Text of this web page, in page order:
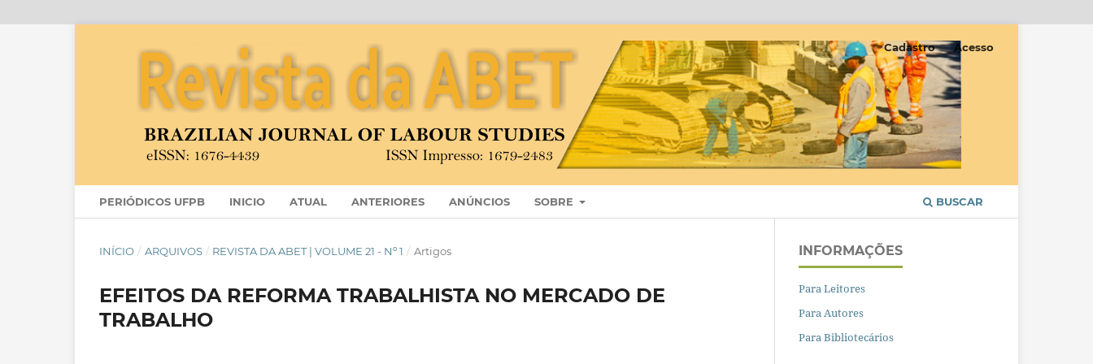
PERIÓDICOS UFPB INICIO ATUAL ANTERIORES ANÚNCIOS SOBRE BUSCAR
Cadastro Acesso
INÍCIO / ARQUIVOS / REVISTA DA ABET | VOLUME 21 - Nº 1 / Artigos
EFEITOS DA REFORMA TRABALHISTA NO MERCADO DE
TRABALHO
INFORMAÇÕES
Para Leitores
Para Autores
Para Bibliotecários